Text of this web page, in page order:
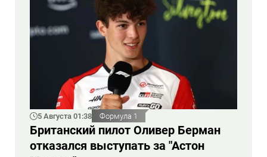
5 Августа 01:38 Формула 1
Британский пилот Оливер Берман
отказался выступать за "Астон